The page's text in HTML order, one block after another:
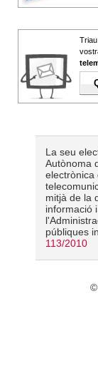
La seu
Autònoma
electrònica
mitjà de la
informació
públiques
113/2010
©